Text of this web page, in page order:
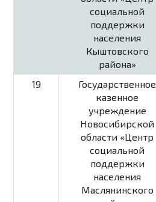
социальной
поддержки
населения
Кыштовского
района»
19
Государственное
казенное
учреждение
Новосибирской
области «Центр
социальной
поддержки
населения
Маслянинского